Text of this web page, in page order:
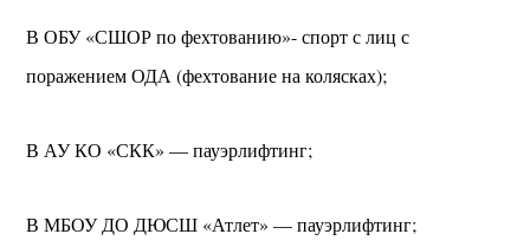
В ОБУ «СШОР по фехтованию»- спорт с лиц с
поражением ОДА (фехтование на колясках);
В АУ КО «СКК» — пауэрлифтинг;
В МБОУ ДО ДЮСШ «Атлет» — пауэрлифтинг;